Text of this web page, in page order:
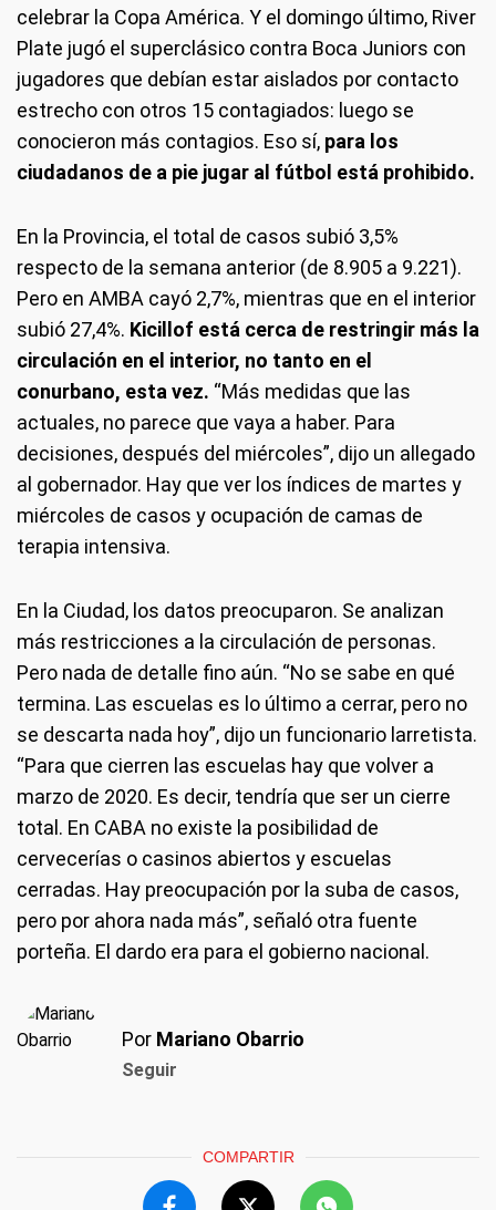
celebrar la Copa América. Y el domingo último, River
Plate jugó el superclásico contra Boca Juniors con
jugadores que debían estar aislados por contacto
estrecho con otros 15 contagiados: luego se
conocieron más contagios. Eso sí, para los
ciudadanos de a pie jugar al fútbol está prohibido.
En la Provincia, el total de casos subió 3,5%
respecto de la semana anterior (de 8.905 a 9.221).
Pero en AMBA cayó 2,7%, mientras que en el interior
subió 27,4%. Kicillof está cerca de restringir más la
circulación en el interior, no tanto en el
conurbano, esta vez. “Más medidas que las
actuales, no parece que vaya a haber. Para
decisiones, después del miércoles”, dijo un allegado
al gobernador. Hay que ver los índices de martes y
miércoles de casos y ocupación de camas de
terapia intensiva.
En la Ciudad, los datos preocuparon. Se analizan
más restricciones a la circulación de personas.
Pero nada de detalle fino aún. “No se sabe en qué
termina. Las escuelas es lo último a cerrar, pero no
se descarta nada hoy”, dijo un funcionario larretista.
“Para que cierren las escuelas hay que volver a
marzo de 2020. Es decir, tendría que ser un cierre
total. En CABA no existe la posibilidad de
cervecerías o casinos abiertos y escuelas
cerradas. Hay preocupación por la suba de casos,
pero por ahora nada más”, señaló otra fuente
porteña. El dardo era para el gobierno nacional.
Por Mariano Obarrio
Seguir
COMPARTIR